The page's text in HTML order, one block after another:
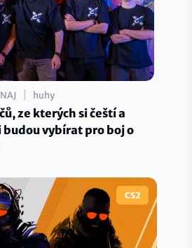
huhy
ze kterých si čeští a
vybírat pro boj o
CS2